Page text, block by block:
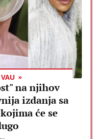
na njihov
izdanja sa
će se